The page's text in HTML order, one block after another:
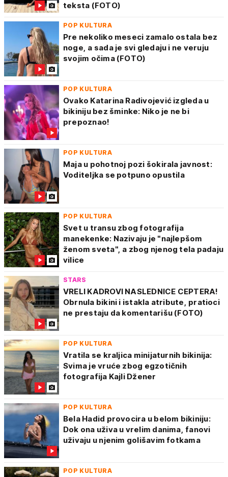
teksta (FOTO)
POP KULTURA
Pre nekoliko meseci zamalo ostala bez
noge, a sada je svi gledaju i ne veruju
svojim očima (FOTO)
POP KULTURA
Ovako Katarina Radivojević izgleda u
bikiniju bez šminke: Niko je ne bi
prepoznao!
POP KULTURA
Maja u pohotnoj pozi šokirala javnost:
Voditeljka se potpuno opustila
POP KULTURA
Svet u transu zbog fotografija
manekenke: Nazivaju je "najlepšom
ženom sveta", a zbog njenog tela padaju
vilice
STARS
VRELI KADROVI NASLEDNICE CEPTERA!
Obrnula bikini i istakla atribute, pratioci
ne prestaju da komentarišu (FOTO)
POP KULTURA
Vratila se kraljica minijaturnih bikinija:
Svima je vruće zbog egzotičnih
fotografija Kajli Džener
POP KULTURA
Bela Hadid provocira u belom bikiniju:
Dok ona uživa u vrelim danima, fanovi
uživaju u njenim golišavim fotkama
POP KULTURA